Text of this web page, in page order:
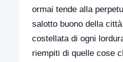
ormai tende alla
salotto buono della
costellata di ogni
riempiti di quelle cose